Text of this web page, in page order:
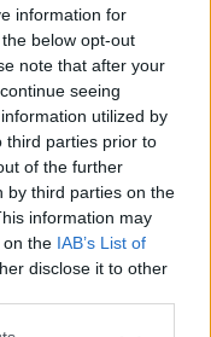
information for
below opt-out
note that after your
seeing
utilized by
third parties prior to
of the further
by third parties on the
information may
on the IAB’s List of
disclose it to other